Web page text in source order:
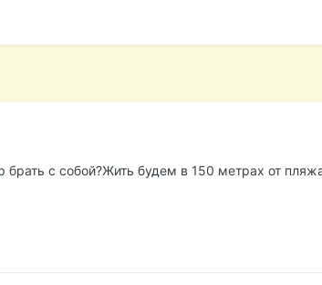
с собой?Жить будем в 150 метрах от